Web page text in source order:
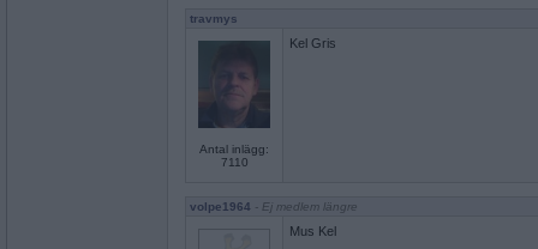
travmys
Antal inlägg:
7110
Kel Gris
volpe1964 - Ej medlem längre
Mus Kel